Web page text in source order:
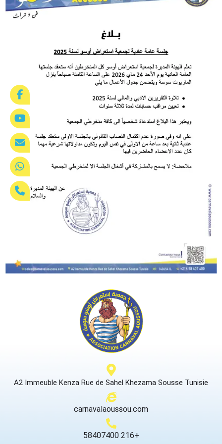
A2 Immeuble Kenza Rue de Sahel Khezama Sousse Tunisie
carnavalaoussou.com
58407400 216+